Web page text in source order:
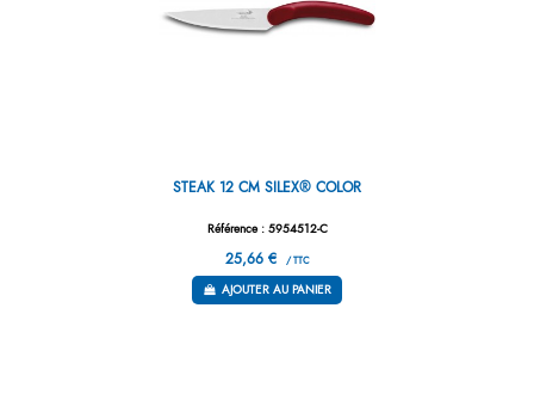
STEAK 12 CM SILEX® COLOR
Référence : 5954512-C
25,66 € / TTC
AJOUTER AU PANIER